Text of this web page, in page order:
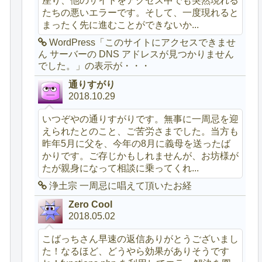
たちの悪いエラーです。そして、一度現れると
まったく先に進むことができないか...
WordPress「このサイトにアクセスできませ
ん サーバーの DNS アドレスが見つかりません
でした。」の表示が・・・
通りすがり
2018.10.29
いつぞやの通りすがりです。無事に一周忌を迎
えられたとのこと、ご苦労さまでした。当方も
昨年5月に父を、今年の8月に義母を送ったば
かりです。ご存じかもしれませんが、お坊様が
たが親身になって相談に乗ってくれ...
浄土宗 一周忌に唱えて頂いたお経
Zero Cool
2018.05.02
こばっちさん早速の返信ありがとうございまし
た！なるほど、どうやら効果がありそうです